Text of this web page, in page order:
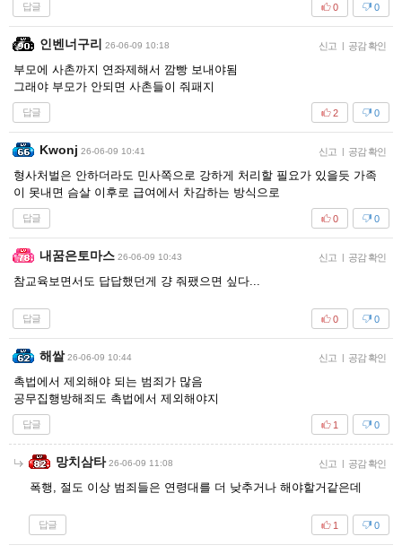
답글 0
0
인벤너구리 26-06-09 10:18 신고 | 공감 확인
부모에 사촌까지 연좌제해서 깜빵 보내야됨
그래야 부모가 안되면 사촌들이 줘패지
답글 0
2
Kwonj 26-06-09 10:41 신고 | 공감 확인
형사처벌은 안하더라도 민사쪽으로 강하게 처리할 필요가 있을듯 가족
이 못내면 슴살 이후로 급여에서 차감하는 방식으로
답글 0
0
내꿈은토마스 26-06-09 10:43 신고 | 공감 확인
참교육보면서도 답답했던게 걍 줘팼으면 싶다...
답글 0
0
해쌀 26-06-09 10:44 신고 | 공감 확인
촉법에서 제외해야 되는 범죄가 많음
공무집행방해죄도 촉법에서 제외해야지
답글 0
1
망치삼타 26-06-09 11:08 신고 | 공감 확인
폭행, 절도 이상 범죄들은 연령대를 더 낮추거나 해야할거같은데
답글 0
1